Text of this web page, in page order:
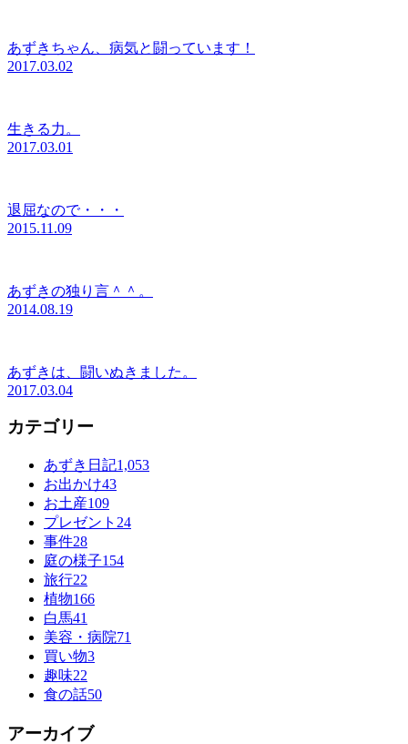
あずきちゃん、病気と闘っています！
2017.03.02
生きる力。
2017.03.01
退屈なので・・・
2015.11.09
あずきの独り言＾＾。
2014.08.19
あずきは、闘いぬきました。
2017.03.04
カテゴリー
あずき日記1,053
お出かけ43
お土産109
プレゼント 24
事件28
庭の様子154
旅行22
植物166
白馬41
美容・病院71
買い物3
趣味22
食の話50
アーカイブ